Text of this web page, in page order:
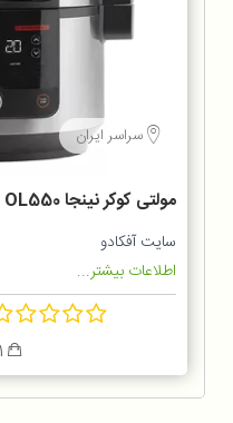
سراسر ایران
مولتی کوکر نینجا OL550
سایت آفکادو
اطلاعات بیشتر...